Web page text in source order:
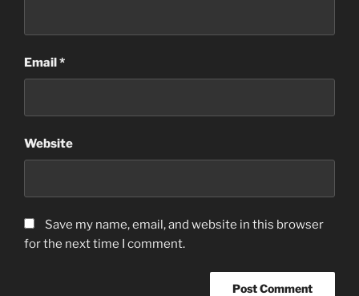
Email *
Website
Save my name, email, and website in this browser
for the next time I comment.